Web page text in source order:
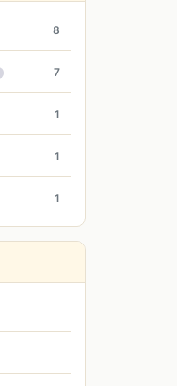
8
7
1
1
1